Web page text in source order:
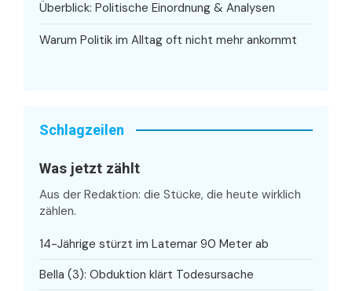
Überblick: Politische Einordnung & Analysen
Warum Politik im Alltag oft nicht mehr ankommt
Schlagzeilen
Was jetzt zählt
Aus der Redaktion: die Stücke, die heute wirklich
zählen.
14-Jährige stürzt im Latemar 90 Meter ab
Bella (3): Obduktion klärt Todesursache